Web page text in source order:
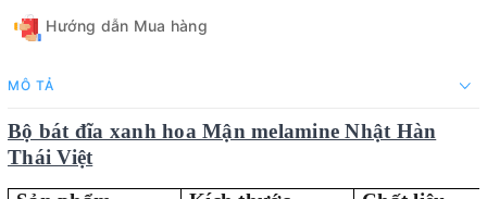
Hướng dẫn Mua hàng
MÔ TẢ
Bộ bát đĩa xanh hoa Mận melamine Nhật Hàn
Thái Việt